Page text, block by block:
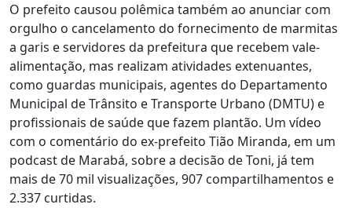
O prefeito causou polêmica também ao anunciar com
orgulho o cancelamento do fornecimento de marmitas
a garis e servidores da prefeitura que recebem vale-
alimentação, mas realizam atividades extenuantes,
como guardas municipais, agentes do Departamento
Municipal de Trânsito e Transporte Urbano (DMTU) e
profissionais de saúde que fazem plantão. Um vídeo
com o comentário do ex-prefeito Tião Miranda, em um
podcast de Marabá, sobre a decisão de Toni, já tem
mais de 70 mil visualizações, 907 compartilhamentos e
2.337 curtidas.